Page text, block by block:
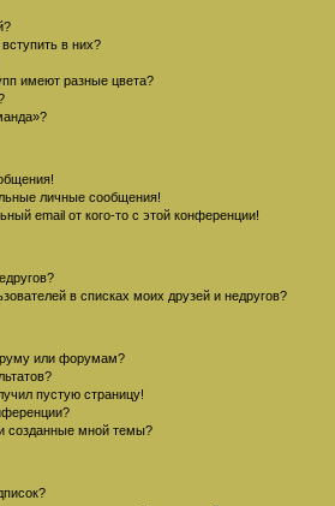
в них?
имеют разные цвета?
личные сообщения!
email от кого-то с этой конференции!
в списках моих друзей и недругов?
или форумам?
пустую страницу!
созданные мной темы?